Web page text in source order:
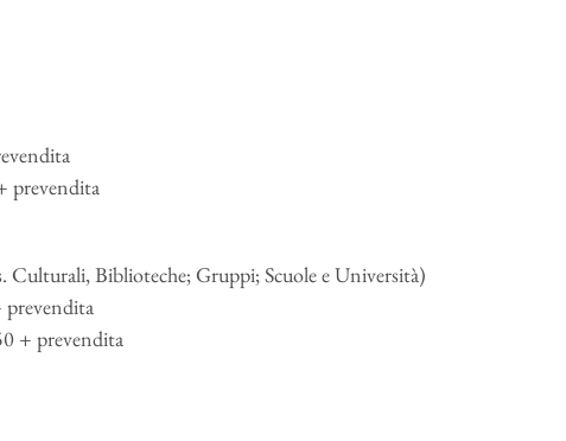
prevendita
Biblioteche; Gruppi; Scuole e Università)
prevendita
+ prevendita